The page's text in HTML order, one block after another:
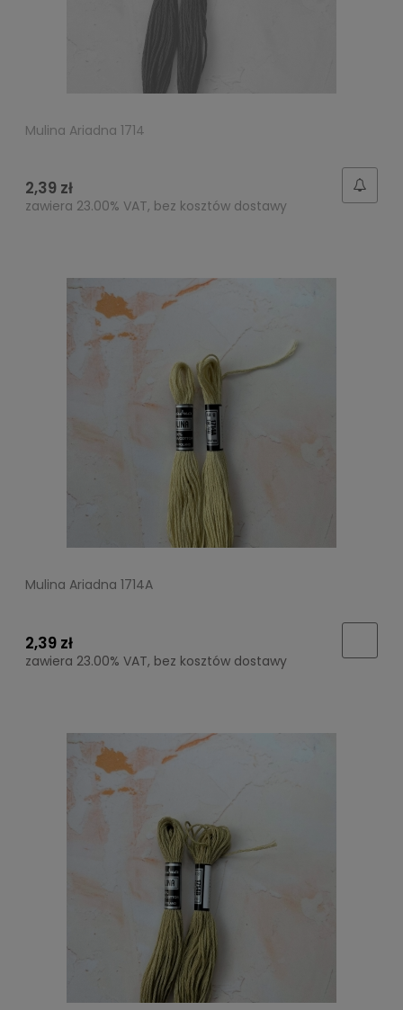
Mulina Ariadna 1714
2,39 zł
zawiera 23.00% VAT, bez kosztów dostawy
Mulina Ariadna 1714A
2,39 zł
zawiera 23.00% VAT, bez kosztów dostawy